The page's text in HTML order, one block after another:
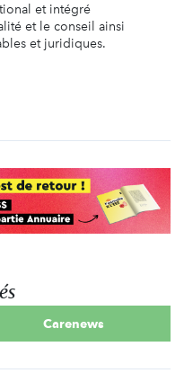
et intégré
et le conseil ainsi
et juridiques.
Carenews